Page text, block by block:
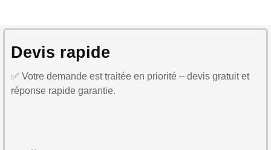
Devis rapide
✅ Votre demande est traitée en priorité – devis gratuit et
réponse rapide garantie.